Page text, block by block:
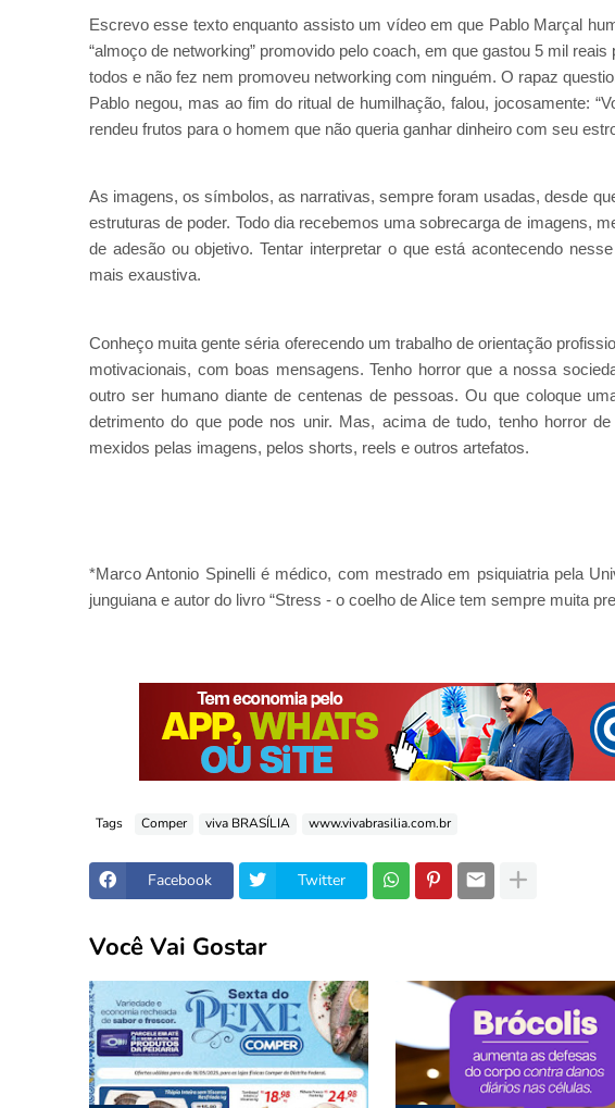
Escrevo esse texto enquanto assisto um vídeo em que Pablo Marçal
“almoço de networking” promovido pelo coach, em que gastou 5 mil
todos e não fez nem promoveu networking com ninguém. O rapaz
Pablo negou, mas ao fim do ritual de humilhação, falou, jocosamente:
rendeu frutos para o homem que não queria ganhar dinheiro com seu
As imagens, os símbolos, as narrativas, sempre foram usadas, desde
estruturas de poder. Todo dia recebemos uma sobrecarga de imagens,
de adesão ou objetivo. Tentar interpretar o que está acontecendo
mais exaustiva.
Conheço muita gente séria oferecendo um trabalho de orientação
motivacionais, com boas mensagens. Tenho horror que a nossa
outro ser humano diante de centenas de pessoas. Ou que coloque
detrimento do que pode nos unir. Mas, acima de tudo, tenho horror
mexidos pelas imagens, pelos shorts, reels e outros artefatos.
*Marco Antonio Spinelli é médico, com mestrado em psiquiatria pela
junguiana e autor do livro “Stress - o coelho de Alice tem sempre muita
Tags Comper viva BRASÍLIA www.vivabrasilia.com.br
Facebook Twitter
Você Vai Gostar